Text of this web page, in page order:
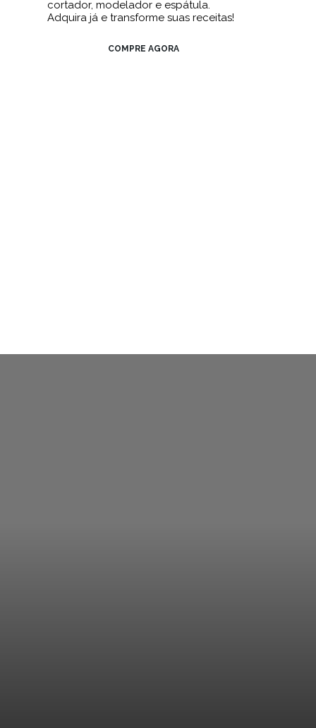
cortador, modelador e espátula.
Adquira já e transforme suas receitas!
COMPRE AGORA